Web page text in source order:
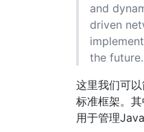
and
driven
the future.
这里我们可
标准框架。
用于管理